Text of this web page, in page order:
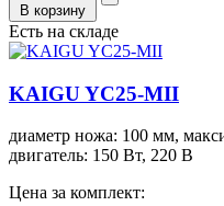
В корзину
Есть на складе
KAIGU YC25-MII
диаметр ножа: 100 мм,
двигатель: 150 Вт, 220 В
Цена за комплект: